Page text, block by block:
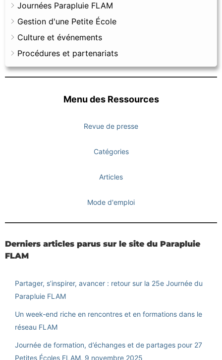
Journées Parapluie FLAM
Gestion d'une Petite École
Culture et événements
Procédures et partenariats
Menu des Ressources
Revue de presse
Catégories
Articles
Mode d'emploi
Derniers articles parus sur le site du Parapluie
FLAM
Partager, s’inspirer, avancer : retour sur la 25e Journée du
Parapluie FLAM
Un week-end riche en rencontres et en formations dans le
réseau FLAM
Journée de formation, d’échanges et de partages pour 27
Petites Écoles FLAM, 9 novembre 2025